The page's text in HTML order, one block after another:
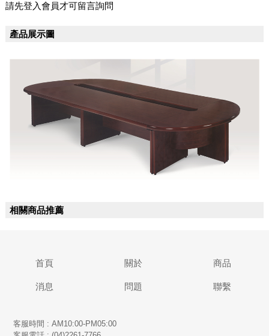
請先登入會員才可留言詢問
產品展示圖
相關商品推薦
首頁 關於 商品
消息 問題 聯繫
客服時間 : AM10:00-PM05:00